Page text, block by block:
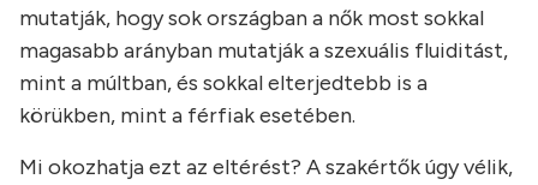
mutatják, hogy sok országban a nők most sokkal
magasabb arányban mutatják a szexuális fluiditást,
mint a múltban, és sokkal elterjedtebb is a
körükben, mint a férfiak esetében.
Mi okozhatja ezt az eltérést? A szakértők úgy vélik,